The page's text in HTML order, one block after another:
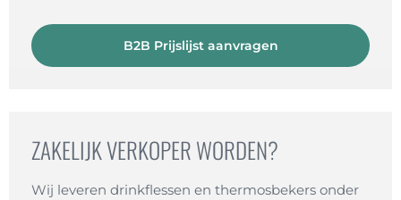
B2B Prijslijst aanvragen
ZAKELIJK VERKOPER WORDEN?
Wij leveren drinkflessen en thermosbekers onder